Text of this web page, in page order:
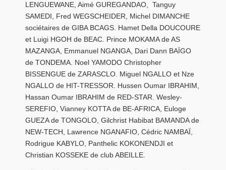
LENGUEWANE, Aimé GUREGANDAO, Tanguy
SAMEDI, Fred WEGSCHEIDER, Michel DIMANCHE
sociétaires de GIBA BCAGS. Hamet Della DOUCOURE
et Luigi HGOH de BEAC. Prince MOKAMA de AS
MAZANGA, Emmanuel NGANGA, Dari Dann BAÏGO
de TONDEMA. Noel YAMODO Christopher
BISSENGUE de ZARASCLO. Miguel NGALLO et Nze
NGALLO de HIT-TRESSOR. Hussen Oumar IBRAHIM,
Hassan Oumar IBRAHIM de RED-STAR. Wesley-
SEREFIO, Vianney KOTTA de BE-AFRICA, Euloge
GUEZA de TONGOLO, Gilchrist Habibat BAMANDA de
NEW-TECH, Lawrence NGANAFIO, Cédric NAMBAÏ,
Rodrigue KABYLO, Panthelic KOKONENDJI et
Christian KOSSEKE de club ABEILLE.